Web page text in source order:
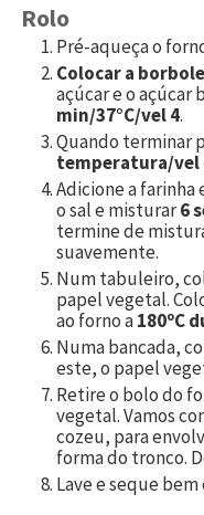
Rolo
Pré-aqueça o
Colocar a
açúcar e o açúcar
min/37°C/vel 4.
Quando terminar
temperatura/vel
Adicione a farinha
o sal e misturar6
termine de
suavemente.
Num tabuleiro,
papel vegetal.
ao forno a180ºC
Numa bancada,
este, o papel
Retire o bolo do
vegetal. Vamos
cozeu, para
forma do tronco.
Lave e seque